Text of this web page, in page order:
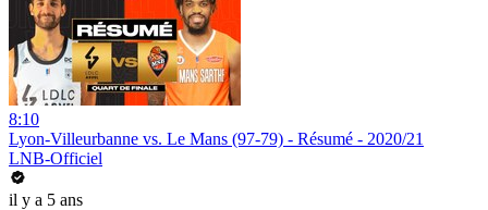
8:10
Lyon-Villeurbanne vs. Le Mans (97-79) - Résumé - 2020/21
LNB-Officiel
il y a 5 ans